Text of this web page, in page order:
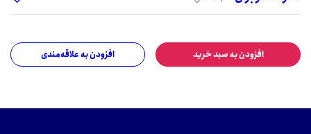
افزودن به سبد خرید افزودن به علاقه‌مندی